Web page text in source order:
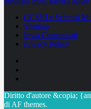
CCSVI e Sclerosi
Sitemap
Invia Comunicati
Privacy Policy
Diritto d'autore &copia;
di AF themes.